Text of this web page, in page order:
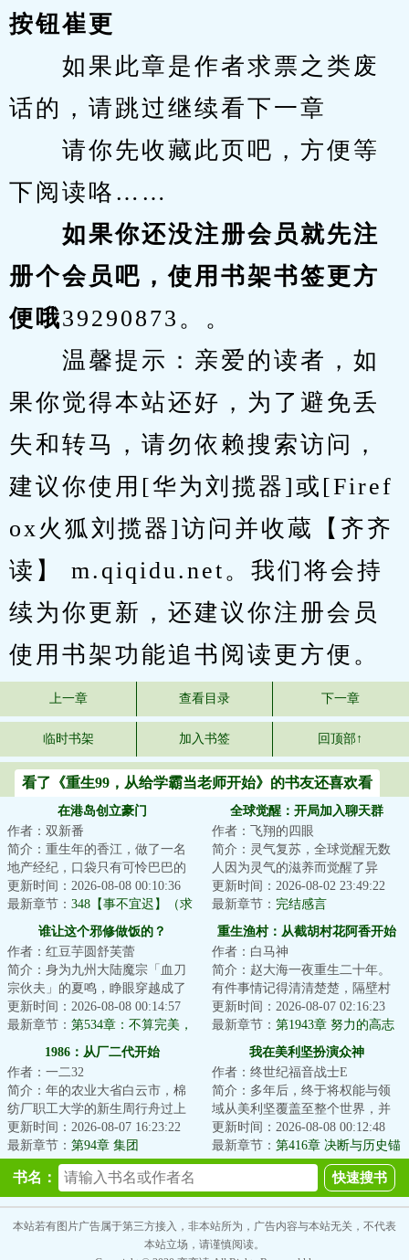
按钮崔更
如果此章是作者求票之类废
话的，请跳过继续看下一章
请你先收藏此页吧，方便等
下阅读咯……
如果你还没注册会员就先注
册个会员吧，使用书架书签更方
便哦39290873。。
温馨提示：亲爱的读者，如
果你觉得本站还好，为了避免丢
失和转马，请勿依赖搜索访问，
建议你使用[华为刘揽器]或[Firef
ox火狐刘揽器]访问并收蔵【齐齐
读】 m.qiqidu.net。我们将会持
续为你更新，还建议你注册会员
使用书架功能追书阅读更方便。
上一章 查看目录 下一章
临时书架 加入书签 回顶部↑
看了《重生99，从给学霸当老师开始》的书友还喜欢看
在港岛创立豪门
作者：双新番
简介：重生年的香江，做了一名
地产经纪，口袋只有可怜巴巴的
一点存款，吕百侨必须多赚钱，
努力积攒原始资...
更新时间：2026-08-08 00:10:36
最新章节： 348【事不宜迟】（求
订阅）
全球觉醒：开局加入聊天群
作者：飞翔的四眼
简介：灵气复苏，全球觉醒无数
人因为灵气的滋养而觉醒了异
能。有趣的是多数人都以为自己
才是唯一觉醒了异...
更新时间：2026-08-02 23:49:22
最新章节： 完结感言
谁让这个邪修做饭的？
作者：红豆芋圆舒芙蕾
简介：身为九州大陆魔宗「血刀
宗伙夫」的夏鸣，睁眼穿越成了
都市的一名烤肉店老板。此刻，
他正与名天南海...
更新时间：2026-08-08 00:14:57
最新章节： 第534章：不算完美，
但藏着各种小心思的料理，一周
后直播赛正式开启！
重生渔村：从截胡村花阿香开始
作者：白马神
简介：赵大海一夜重生二十年。
有件事情记得清清楚楚，隔壁村
的村花阿香，贤良淑德，持家有
道育儿有方，三...
更新时间：2026-08-07 02:16:23
最新章节： 第1943章 努力的高志
1986：从厂二代开始
作者：一二32
简介：年的农业大省白云市，棉
纺厂职工大学的新生周行舟过上
了别人羡慕不来的美好生活。若
干年后有人问：...
更新时间：2026-08-07 16:23:22
最新章节： 第94章 集团
我在美利坚扮演众神
作者：终世纪福音战士E
简介：多年后，终于将权能与领
域从美利坚覆盖至整个世界，并
向世界之外开始探索的林克，或
许会想起，与首...
更新时间：2026-08-08 00:12:48
最新章节： 第416章 决断与历史锚
点，后人的智慧与脱胎换骨的狩
书名：
本站若有图片广告属于第三方接入，非本站所为，广告内容与本站无关，不代表
本站立场，请谨慎阅读。